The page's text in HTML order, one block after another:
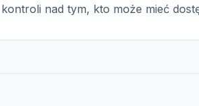
nad tym, kto może mieć